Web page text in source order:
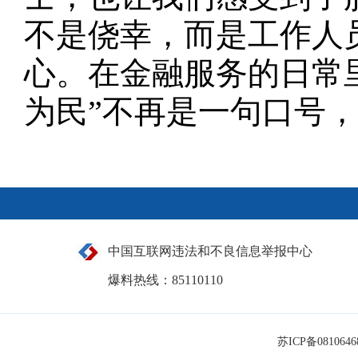
不是侥幸，而是工作人
心。在金融服务的日常
为民”不再是一句口号
中国互联网违法和不良信息举报中心
爆料热线：85110110
苏ICP备